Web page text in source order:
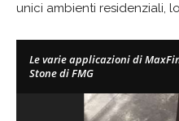
unici ambienti residenziali,
Le varie applicazioni di
Stone di FMG